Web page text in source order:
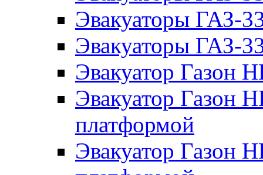
Эвакуаторы ГАЗ-
Эвакуаторы ГАЗ-
Эвакуатор Газон
Эвакуатор Газон
платформой
Эвакуатор Газон